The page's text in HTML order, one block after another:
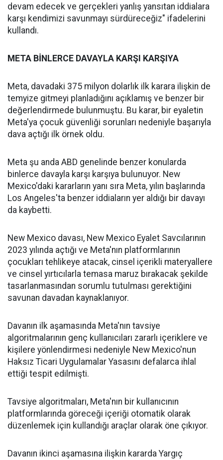
devam edecek ve gerçekleri yanlış yansıtan iddialara
karşı kendimizi savunmayı sürdüreceğiz" ifadelerini
kullandı.
META BİNLERCE DAVAYLA KARŞI KARŞIYA
Meta, davadaki 375 milyon dolarlık ilk karara ilişkin de
temyize gitmeyi planladığını açıklamış ve benzer bir
değerlendirmede bulunmuştu. Bu karar, bir eyaletin
Meta'ya çocuk güvenliği sorunları nedeniyle başarıyla
dava açtığı ilk örnek oldu.
Meta şu anda ABD genelinde benzer konularda
binlerce davayla karşı karşıya bulunuyor. New
Mexico'daki kararların yanı sıra Meta, yılın başlarında
Los Angeles'ta benzer iddiaların yer aldığı bir davayı
da kaybetti.
New Mexico davası, New Mexico Eyalet Savcılarının
2023 yılında açtığı ve Meta'nın platformlarının
çocukları tehlikeye atacak, cinsel içerikli materyallere
ve cinsel yırtıcılarla temasa maruz bırakacak şekilde
tasarlanmasından sorumlu tutulması gerektiğini
savunan davadan kaynaklanıyor.
Davanın ilk aşamasında Meta'nın tavsiye
algoritmalarının genç kullanıcıları zararlı içeriklere ve
kişilere yönlendirmesi nedeniyle New Mexico'nun
Haksız Ticari Uygulamalar Yasasını defalarca ihlal
ettiği tespit edilmişti.
Tavsiye algoritmaları, Meta'nın bir kullanıcının
platformlarında göreceği içeriği otomatik olarak
düzenlemek için kullandığı araçlar olarak öne çıkıyor.
Davanın ikinci aşamasına ilişkin kararda Yargıç